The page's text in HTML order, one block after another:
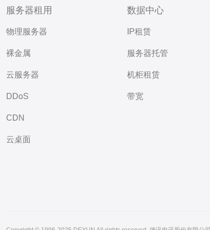
服务器租用
物理服务器
裸金属
云服务器
DDoS
CDN
云桌面
数据中心
IP租赁
服务器托管
机柜租赁
带宽